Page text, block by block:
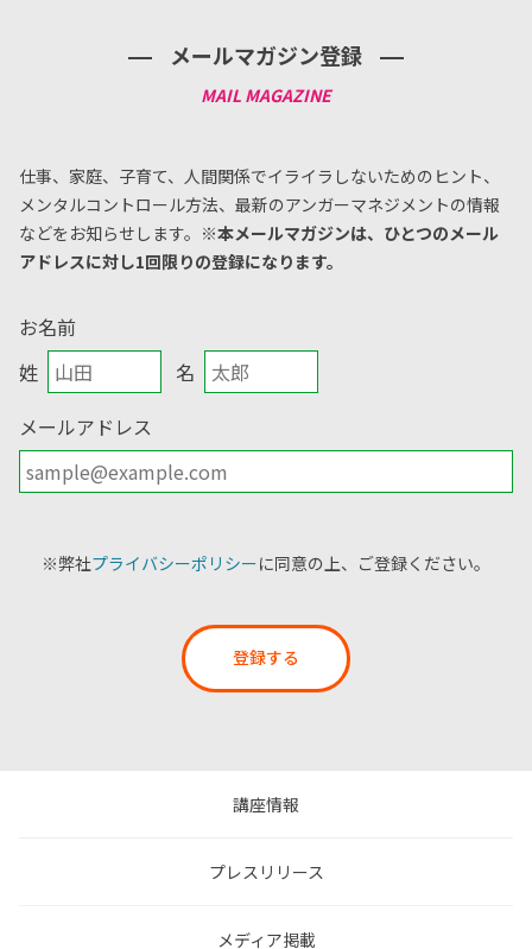
メールマガジン登録
仕事、家庭、子育て、人間関係でイライラしないためのヒント、
メンタルコントロール方法、 最新のアンガーマネジメントの情報
などをお知らせします。 ※本メールマガジンは、ひとつのメール
アドレスに対し1回限りの登録になります。
お名前
姓
名
メールアドレス
※弊社プライバシーポリシーに同意の上、ご登録ください。
登録する
講座情報
プレスリリース
メディア掲載